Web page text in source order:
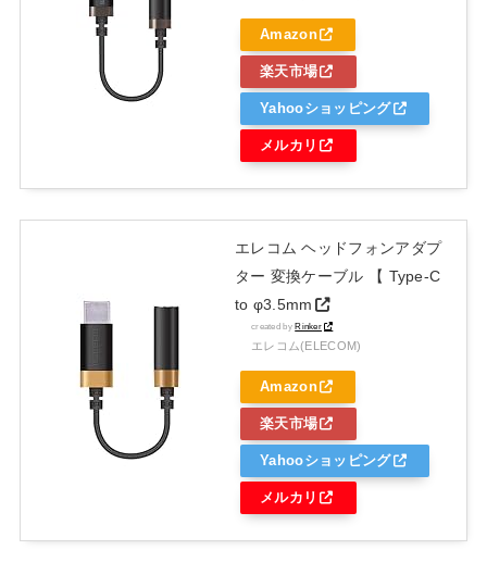
Amazon
楽天市場
Yahooショッピング
メルカリ
エレコム ヘッドフォンアダプ
ター 変換ケーブル 【 Type-C
to φ3.5mm
created byRinker
エレコム(ELECOM)
Amazon
楽天市場
Yahooショッピング
メルカリ